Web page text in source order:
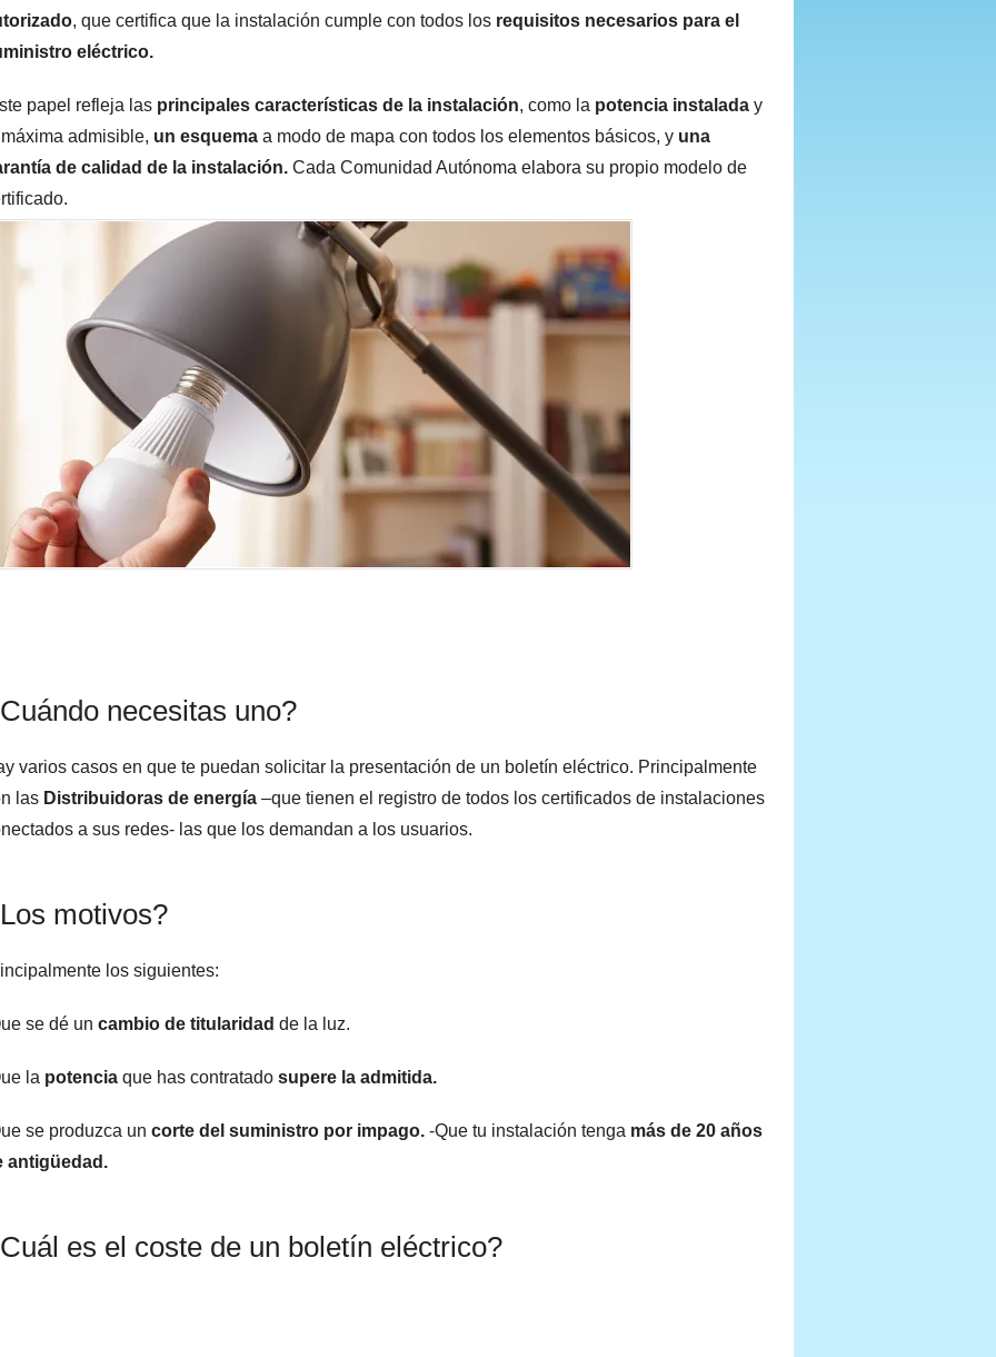
, que certifica que la instalación cumple con todos los requisitos necesarios para el
eléctrico.
papel refleja las principales características de la instalación, como la potencia instalada y
admisible, un esquema a modo de mapa con todos los elementos básicos, y una
de calidad de la instalación. Cada Comunidad Autónoma elabora su propio modelo de
necesitas uno?
varios casos en que te puedan solicitar la presentación de un boletín eléctrico. Principalmente
las Distribuidoras de energía –que tienen el registro de todos los certificados de instalaciones
a sus redes- las que los demandan a los usuarios.
motivos?
los siguientes:
se dé un cambio de titularidad de la luz.
la potencia que has contratado supere la admitida.
se produzca un corte del suministro por impago. -Que tu instalación tenga más de 20 años
antigüedad.
es el coste de un boletín eléctrico?